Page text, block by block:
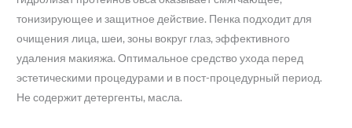
тонизирующее и защитное действие. Пенка подходит для
очищения лица, шеи, зоны вокруг глаз, эффективного
удаления макияжа. Оптимальное средство ухода перед
эстетическими процедурами и в пост-процедурный период.
Не содержит детергенты, масла.